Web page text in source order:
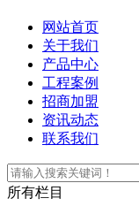
网站首页
关于我们
产品中心
工程案例
招商加盟
资讯动态
联系我们
所有栏目